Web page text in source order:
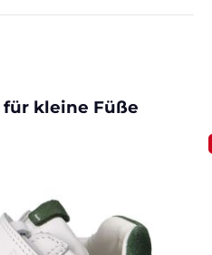
kleine Füße